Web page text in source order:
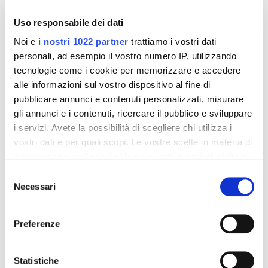
Uso responsabile dei dati
Noi e i nostri 1022 partner trattiamo i vostri dati
personali, ad esempio il vostro numero IP, utilizzando
tecnologie come i cookie per memorizzare e accedere
alle informazioni sul vostro dispositivo al fine di
pubblicare annunci e contenuti personalizzati, misurare
gli annunci e i contenuti, ricercare il pubblico e sviluppare
i servizi. Avete la possibilità di scegliere chi utilizza i
vostri dati e per quali scopi. Le vostre scelte in materia di
modificare o revocare il proprio consenso in qualsiasi
momento dalla Dichiarazione sui cookie o facendo clic
raccogliere informazioni sulla tua posizione
delNecessari
Preferenze
Statistiche
Integratori per dimagrire
Amin 21 K al cacao - 21
bustine
Aggiungi al
Integratori per dimagrire
Amin 21 K neutro